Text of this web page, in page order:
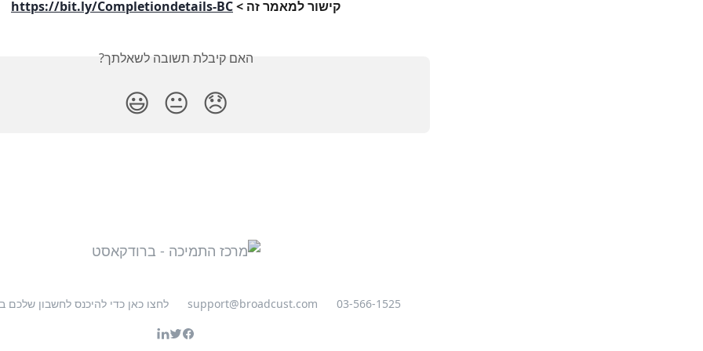
קישור למאמר זה > https://bit.ly/Completiondetails-BC
האם קיבלת תשובה לשאלתך?
😞
😐
😃
03-566-1525
support@broadcust.com לחצו כאן כדי להיכנס לחשבון שלכם